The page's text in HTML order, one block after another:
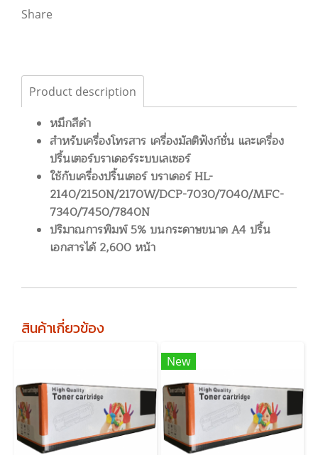
Share
Product description
หมึกสีดำ
สำหรับเครื่องโทรสาร เครื่องมัลติฟังก์ชั่น และเครื่อง
ปริ้นเตอร์บราเดอร์ระบบเลเซอร์
ใช้กับเครื่องปริ้นเตอร์ บราเดอร์ HL-
2140/2150N/2170W/DCP-7030/7040/MFC-
7340/7450/7840N
ปริมาณการพิมพ์ 5% บนกระดาษขนาด A4 ปริ้น
เอกสารได้ 2,600 หน้า
สินค้าเกี่ยวข้อง
New